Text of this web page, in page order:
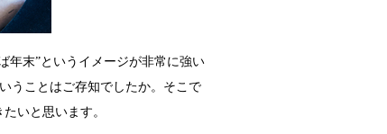
年末”というイメージが非常に強い
うことはご存知でしたか。そこで
いと思います。